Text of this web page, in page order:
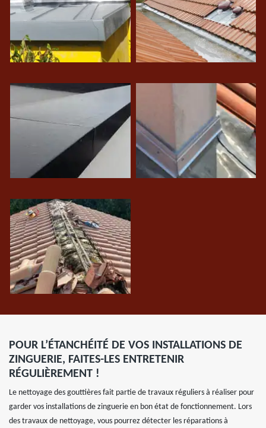
POUR L’ÉTANCHÉITÉ DE VOS INSTALLATIONS DE
ZINGUERIE, FAITES-LES ENTRETENIR
RÉGULIÈREMENT !
Le nettoyage des gouttières fait partie de travaux réguliers à réaliser pour
garder vos installations de zinguerie en bon état de fonctionnement. Lors
des travaux de nettoyage, vous pourrez détecter les réparations à